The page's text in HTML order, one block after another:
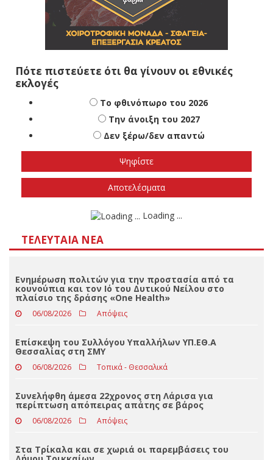
Πότε πιστεύετε ότι θα γίνουν οι εθνικές
εκλογές
Το φθινόπωρο του 2026
Την άνοιξη του 2027
Δεν ξέρω/δεν απαντώ
ΤΕΛΕΥΤΑΊΑ ΝΈΑ
κουνούπια και τον Ιό του Δυτικού Νείλου στο
πλαίσιο της δράσης «One Health»
06/08/2026 Απόψεις
Επίσκεψη του Συλλόγου Υπαλλήλων ΥΠ.ΕΘ.Α
Θεσσαλίας στη ΣΜΥ
06/08/2026 Τοπικά - Θεσσαλικά
Συνελήφθη άμεσα 22χρονος στη Λάρισα για